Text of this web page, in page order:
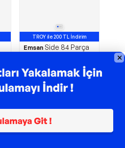
TROY ile 200 TL İndirim
Emsan Side 84 Parça
TL
Sepette6.346,65